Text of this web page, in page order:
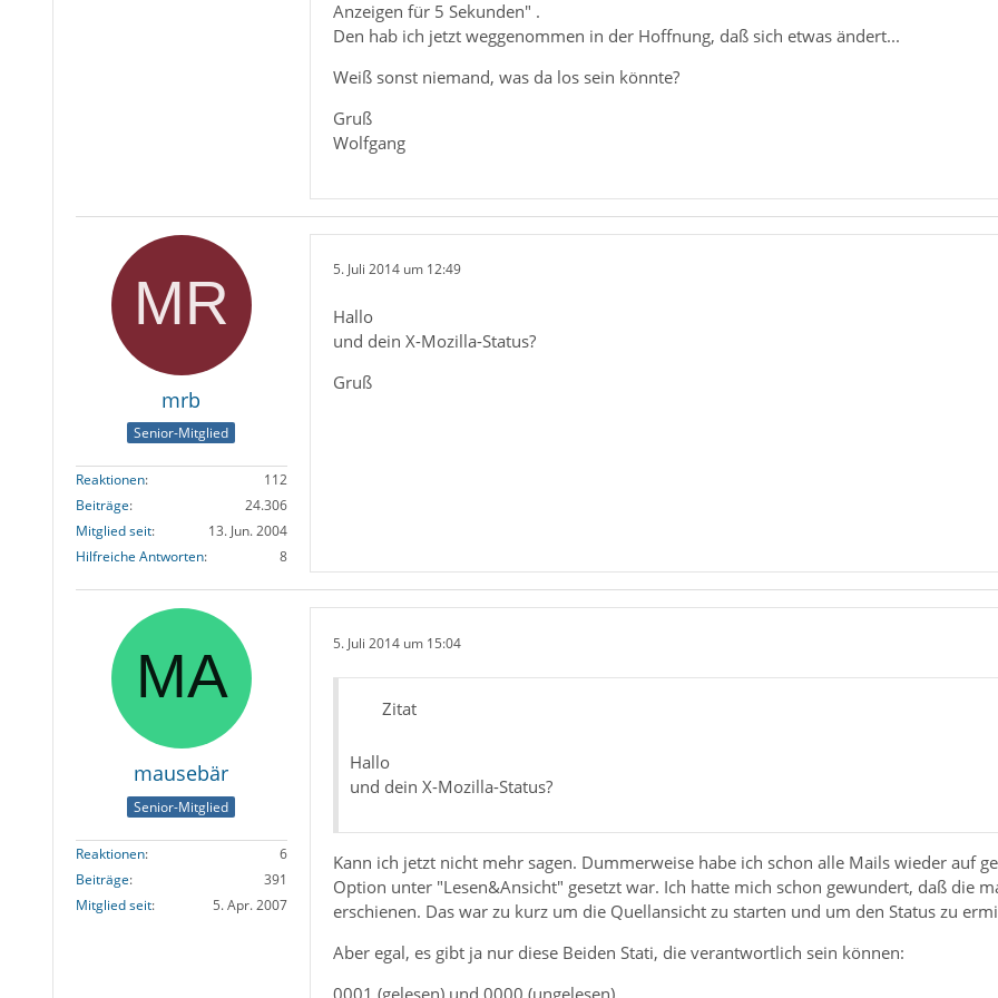
Anzeigen für 5 Sekunden" .
Den hab ich jetzt weggenommen in der Hoffnung, daß sich etwas ändert...
Weiß sonst niemand, was da los sein könnte?
Gruß
Wolfgang
mrb
Senior-Mitglied
Reaktionen
112
Beiträge
24.306
Mitglied seit
13. Jun. 2004
Hilfreiche Antworten
8
5. Juli 2014 um 12:49
Hallo
und dein X-Mozilla-Status?
Gruß
mausebär
Senior-Mitglied
Reaktionen
6
Beiträge
391
Mitglied seit
5. Apr. 2007
5. Juli 2014 um 15:04
Zitat
Hallo
und dein X-Mozilla-Status?
Kann ich jetzt nicht mehr sagen. Dummerweise habe ich schon alle Mails wieder auf
Option unter "Lesen&Ansicht" gesetzt war. Ich hatte mich schon gewundert, daß die
erschienen. Das war zu kurz um die Quellansicht zu starten und um den Status zu
Aber egal, es gibt ja nur diese Beiden Stati, die verantwortlich sein können: